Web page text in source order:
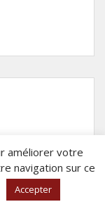
améliorer votre
navigation sur ce
Accepter